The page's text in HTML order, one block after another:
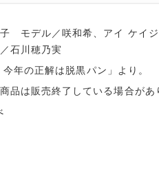
モデル／咲和希、アイ ケイ
石川穂乃実
年の正解は脱黒パン」より。
品は販売終了している場合があ